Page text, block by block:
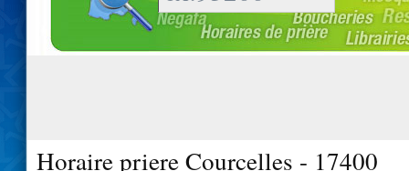
Horaire priere Courcelles - 17400